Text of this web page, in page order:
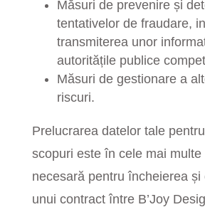
Măsuri de prevenire și
tentativelor de fraudare,
transmiterea unor
autoritățile publice
Măsuri de gestionare a
riscuri.
Prelucrarea datelor tale
scopuri este în cele mai multe
necesară pentru încheierea și
unui contract între B’Joy